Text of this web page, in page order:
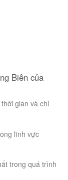
Biên của
gian và chi
lĩnh vực
trong quá trình